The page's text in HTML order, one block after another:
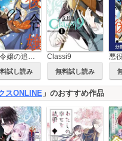
悪役令嬢の追放後！ 教会改革ごはんで悠々シスター暮らし【タテスク】
試し読み
Classi9
無料試し読み
スONLINE 」のおすすめ作品